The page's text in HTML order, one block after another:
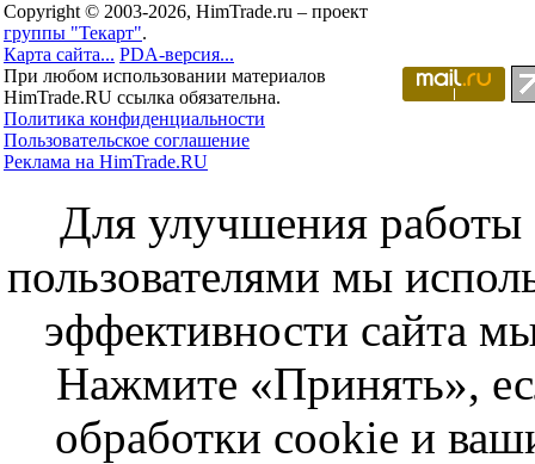
Copyright © 2003-2026, HimTrade.ru – проект
группы "Текарт".
Карта сайта... PDA-версия...
При любом использовании материалов
HimTrade.RU ссылка обязательна.
Политика конфиденциальности
Пользовательское соглашение
Реклама на HimTrade.RU
Для улучшения работы
пользователями мы
эффективности сайта
Нажмите «Принять»,
обработки cookie и